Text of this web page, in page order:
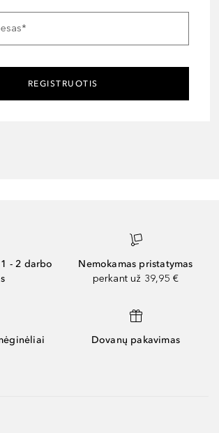
*
REGISTRUOTIS
- 2 darbo
Nemokamas pristatymas
perkant už 39,95 €
Dovanų pakavimas